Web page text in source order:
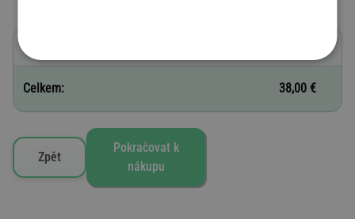
Celkem: 38,00 €
Zpět
Pokračovat k
nákupu